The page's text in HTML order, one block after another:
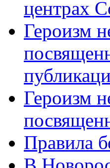
центрах
Героизм
Героизм
Правила